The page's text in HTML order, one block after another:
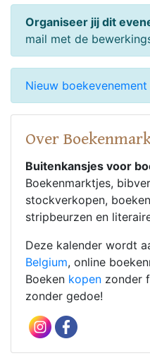
Organiseer jij dit
mail met de
Nieuw
Over
Buitenkansjes voor
Boekenmarktjes,
stockverkopen,
stripbeurzen en
Deze kalender wordt
Belgium, online
Boeken kopen zonder
zonder gedoe!